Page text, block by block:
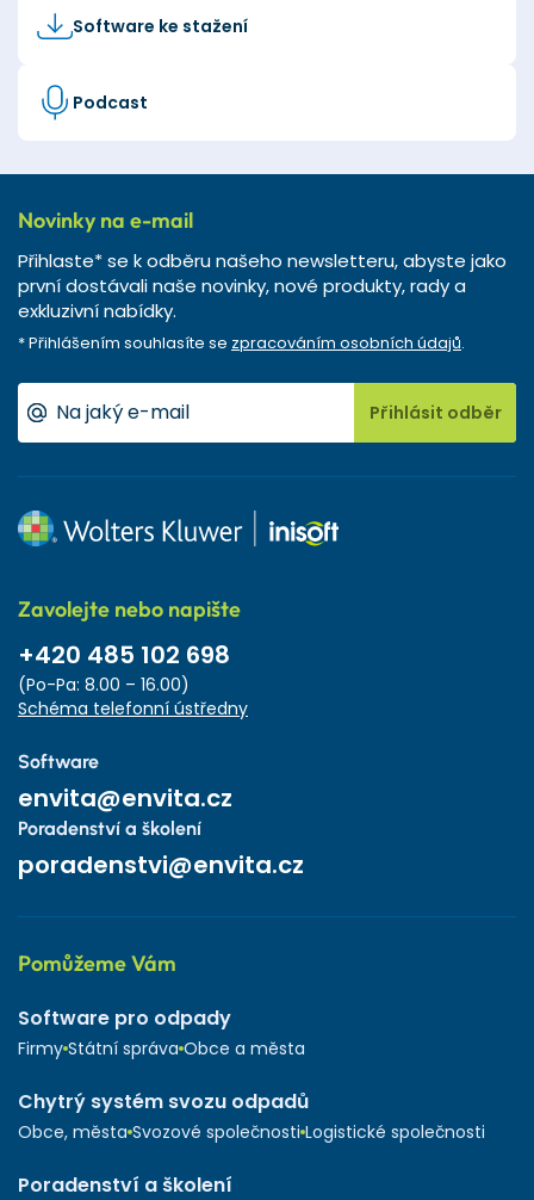
Software ke stažení
Podcast
Novinky na e-mail
Přihlaste* se k odběru našeho newsletteru, abyste jako
první dostávali naše novinky, nové produkty, rady a
exkluzivní nabídky.
* Přihlášením souhlasíte se zpracováním osobních údajů.
Přihlásit odběr
Zavolejte nebo napište
+420 485 102 698
(Po-Pa: 8.00 – 16.00)
Schéma telefonní ústředny
Software
envita@envita.cz
Poradenství a školení
poradenstvi@envita.cz
Pomůžeme Vám
Software pro odpady
Firmy Státní správa Obce a města
Chytrý systém svozu odpadů
Obce, města Svozové společnosti Logistické společnosti
Poradenství a školení